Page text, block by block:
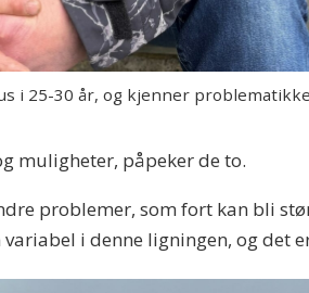
i 25-30 år, og kjenner
muligheter, påpeker de to.
problemer, som fort kan bli
i denne ligningen, og det